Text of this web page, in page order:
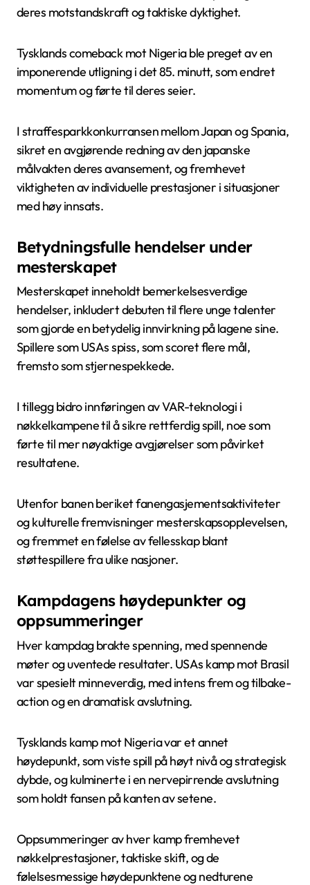
deres motstandskraft og taktiske dyktighet.
Tysklands comeback mot Nigeria ble preget av en
imponerende utligning i det 85. minutt, som endret
momentum og førte til deres seier.
I straffesparkkonkurransen mellom Japan og Spania,
sikret en avgjørende redning av den japanske
målvakten deres avansement, og fremhevet
viktigheten av individuelle prestasjoner i situasjoner
med høy innsats.
Betydningsfulle hendelser under
mesterskapet
Mesterskapet inneholdt bemerkelsesverdige
hendelser, inkludert debuten til flere unge talenter
som gjorde en betydelig innvirkning på lagene sine.
Spillere som USAs spiss, som scoret flere mål,
fremsto som stjernespekkede.
I tillegg bidro innføringen av VAR-teknologi i
nøkkelkampene til å sikre rettferdig spill, noe som
førte til mer nøyaktige avgjørelser som påvirket
resultatene.
Utenfor banen beriket fanengasjementsaktiviteter
og kulturelle fremvisninger mesterskapsopplevelsen,
og fremmet en følelse av fellesskap blant
støttespillere fra ulike nasjoner.
Kampdagens høydepunkter og
oppsummeringer
Hver kampdag brakte spenning, med spennende
møter og uventede resultater. USAs kamp mot Brasil
var spesielt minneverdig, med intens frem og tilbake-
action og en dramatisk avslutning.
Tysklands kamp mot Nigeria var et annet
høydepunkt, som viste spill på høyt nivå og strategisk
dybde, og kulminerte i en nervepirrende avslutning
som holdt fansen på kanten av setene.
Oppsummeringer av hver kamp fremhevet
nøkkelprestasjoner, taktiske skift, og de
følelsesmessige høydepunktene og nedturene